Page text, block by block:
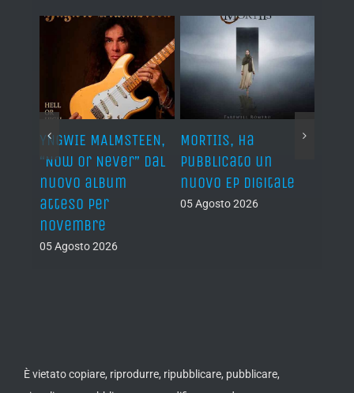
YNGWIE MALMSTEEN,
“Now Or Never” dal
nuovo album
atteso per
novembre
05 Agosto 2026
MORTIIS, ha
pubblicato un
nuovo EP digitale
05 Agosto 2026
È vietato copiare, riprodurre, ripubblicare, pubblicare,